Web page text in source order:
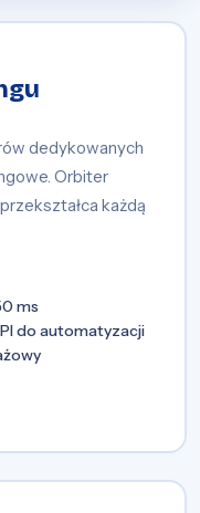
dedykowanych
Orbiter
każdą
ms
do automatyzacji